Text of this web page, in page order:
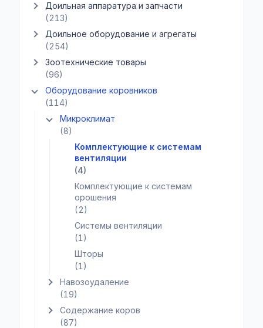
Показать подкатегории Доильная аппаратура и запчасти
Доильная аппаратура и запчасти
(213)
Показать подкатегории Доильное оборудование и агрегаты
Доильное оборудование и агрегаты
(254)
Показать подкатегории Зоотехнические товары
Зоотехнические товары
(96)
Показать подкатегории Оборудование коровников
Оборудование коровников
(114)
Показать подкатегории Микроклимат
Микроклимат
(8)
Комплектующие к системам
вентиляции
(4)
Комплектующие к системам
орошения
(2)
Системы вентиляции
(1)
Шторы
(1)
Показать подкатегории Навозоудаление
Навозоудаление
(19)
Показать подкатегории Содержание коров
Содержание коров
(87)